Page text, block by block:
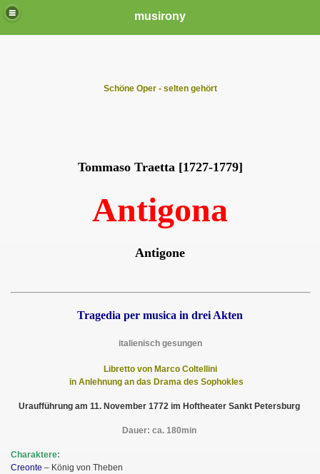
musirony
Schöne Oper - selten gehört
Tommaso Traetta [1727-1779]
Antigona
Antigone
Tragedia per musica in drei Akten
italienisch gesungen
Libretto von Marco Coltellini
in Anlehnung an das Drama des Sophokles
Uraufführung am 11. November 1772 im Hoftheater Sankt Petersburg
Dauer: ca. 180min
Charaktere:
Creonte – König von Theben